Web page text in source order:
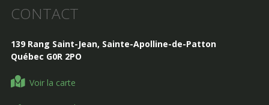
CONTACT
139 Rang Saint-Jean, Sainte-Apolline-de-Patton
Québec G0R 2PO
Voir la carte